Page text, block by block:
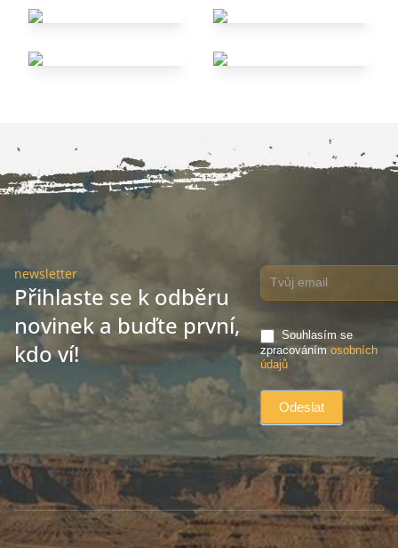
newsletter
Přihlaste se k odběru
novinek a buďte první,
kdo ví!
Souhlasím se
zpracovánímosobních
údajů